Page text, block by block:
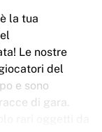
la tua
Le nostre
del
e sono
di gara.